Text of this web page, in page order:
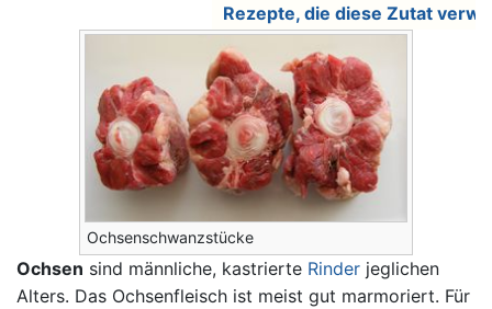
Rezepte, die diese Zutat
Ochsenschwanzstücke
Ochsen sind männliche, kastrierte Rinder jeglichen
Alters. Das Ochsenfleisch ist meist gut marmoriert. Für